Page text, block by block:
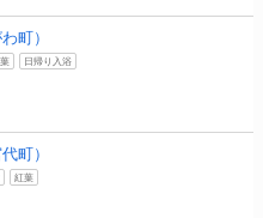
町）
日帰り入浴
町）
紅葉